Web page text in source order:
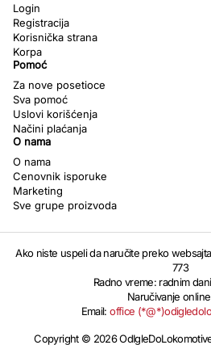
Login
Registracija
Korisnička strana
Korpa
Pomoć
Za nove posetioce
Sva pomoć
Uslovi korišćenja
Načini plaćanja
O nama
O nama
Cenovnik isporuke
Marketing
Sve grupe proizvoda
Ako niste uspeli da naručite preko
773
Radno vreme: radnim
Naručivanje
Email:office
Copyright © 2026